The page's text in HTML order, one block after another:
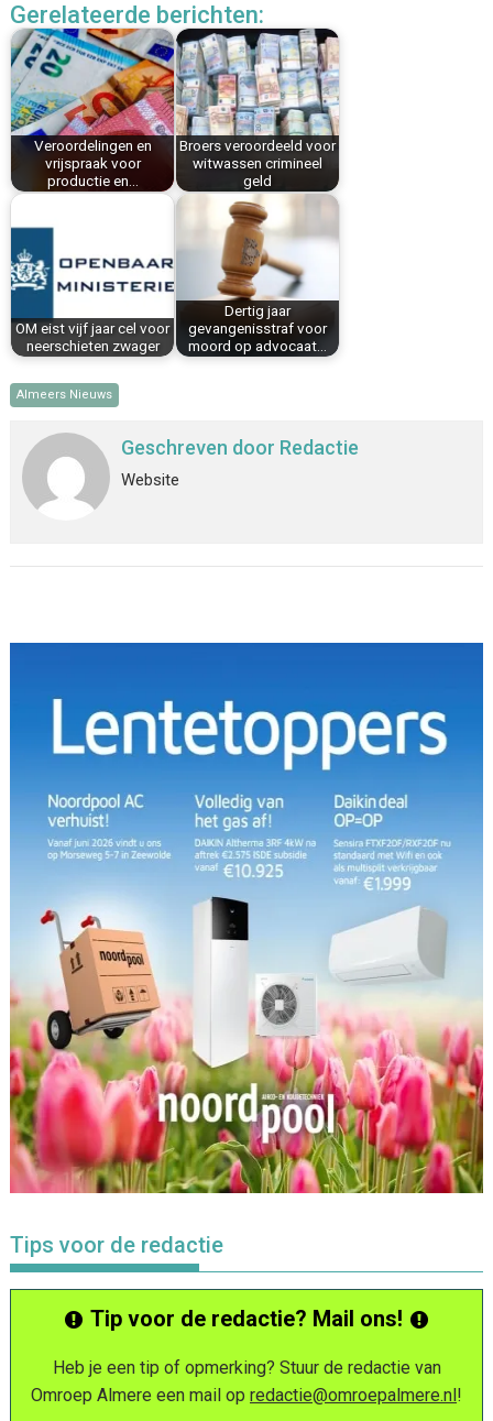
e
b
o
o
k
t
e
r
e
s
t
k
e
d
I
n
i
l
t
s
A
p
p
e
n
Gerelateerde berichten:
Veroordelingen en
vrijspraak voor
productie en…
Broers veroordeeld voor
witwassen crimineel
geld
OM eist vijf jaar cel voor
neerschieten zwager
Dertig jaar
gevangenisstraf voor
moord op advocaat…
Almeers Nieuws
Geschreven door Redactie
Website
Tips voor de redactie
Tip voor de redactie? Mail ons!
Heb je een tip of opmerking? Stuur de redactie van
Omroep Almere een mail op redactie@omroepalmere.nl!